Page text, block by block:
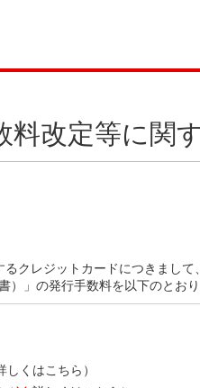
料改定等に関
クレジットカードにつきまし
」の発行手数料を以下のとおり
しくはこちら ）